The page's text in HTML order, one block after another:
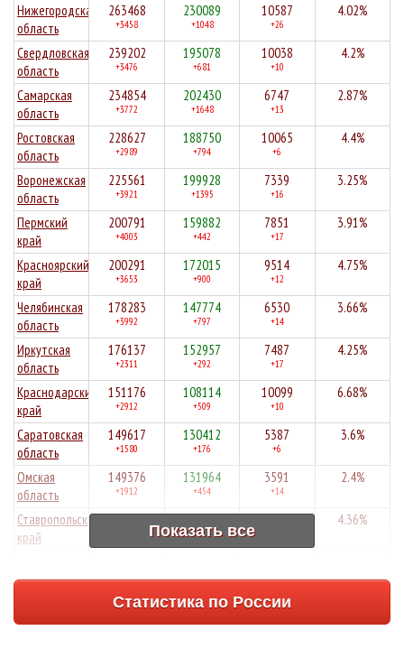
Нижегородская
область
263468
+3458
230089
+1048
10587
+26
4.02%
Свердловская
область
239202
+3476
195078
+681
10038
+10
4.2%
Самарская
область
234854
+3772
202430
+1648
6747
+13
2.87%
Ростовская
область
228627
+2989
188750
+794
10065
+6
4.4%
Воронежская
область
225561
+3921
199928
+1395
7339
+16
3.25%
Пермский
край
200791
+4003
159882
+442
7851
+17
3.91%
Красноярский
край
200291
+3653
172015
+900
9514
+12
4.75%
Челябинская
область
178283
+3992
147774
+797
6530
+14
3.66%
Иркутская
область
176137
+2311
152957
+292
7487
+17
4.25%
Краснодарский
край
151176
+2912
108114
+509
10099
+10
6.68%
Саратовская
область
149617
+1580
130412
+176
5387
+6
3.6%
Омская
область
149376
+1912
131964
+454
3591
+14
2.4%
Ставропольский
край
149133 128502
+888
6507 4.36%
область
область
146180 126042 6034
Показать все
Статистика по России